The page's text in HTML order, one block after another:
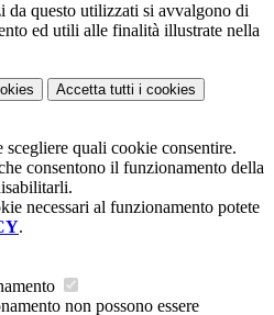
da questo utilizzati si avvalgono di
ed utili alle finalità illustrate nella
Accetta tutti i cookies
scegliere quali cookie consentire.
consentono il funzionamento della
necessari al funzionamento potete
.
non possono essere